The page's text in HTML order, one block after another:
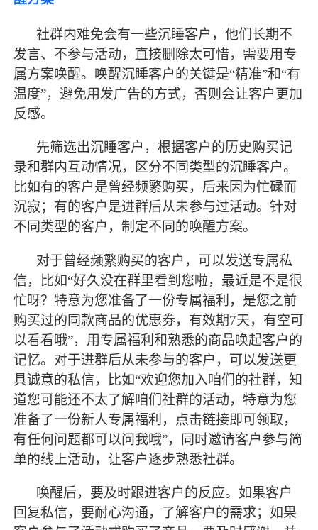
社群内难免会有一些沉睡客户，他们长期不
发言、不参与活动，直接删除太可惜，需要用专
属方案唤醒。唤醒沉睡客户的关键是“精准”和“有
温度”，避免用发广告的方式，否则会让客户更加
反感。
先筛选出沉睡客户，根据客户的历史购买记
录和群内互动情况，区分不同类型的沉睡客户。
比如有的客户是曾经频繁购买，后来因为忙碌而
沉寂；有的客户是进群后从未参与过活动。针对
不同类型的客户，制定不同的唤醒方案。
对于曾经频繁购买的客户，可以发送专属私
信，比如“好久没在群里看到您啦， 最近是不是很
忙呀？特意为您准备了一份专属福利，是您之前
购买过的同款商品的优惠券，有效期7天，有空可
以看看哦”，用专属福利和熟悉的商品唤起客户的
记忆。对于进群后从未参与的客户，可以发送更
具诚意的私信，比如“欢迎您加入咱们的社群，知
道您可能还不太了解咱们社群的活动，特意为您
准备了一份新人专属福利，点击链接即可领取，
有任何问题都可以问我哦”，同时邀请客户参与简
单的线上活动，让客户逐步熟悉社群。
唤醒后，要及时跟进客户的反应。如果客户
回复私信，要耐心沟通，了解客户的需求；如果